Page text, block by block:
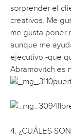
sorprender el
creativos. Me
me gusta poner
aunque me
ejecutivo -que
Abramovitch es
4. ¿CUÁLES